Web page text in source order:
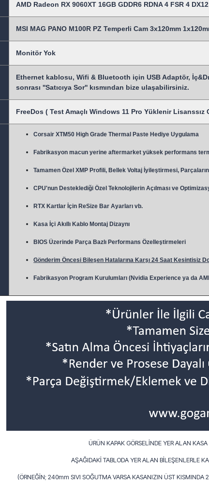
AMD Radeon RX 9060XT 16GB GDDR6 RDNA 4 FSR 4
MSI MAG PANO M100R PZ Temperli Cam 3x120mm
Monitör Yok
Ethernet kablosu, Wifi & Bluetooth için USB Adaptör,
sonrası ''Satıcıya Sor'' kısmından bize ulaşabilirsiniz.
FreeDos ( Test Amaçlı Windows 11 Pro Yüklenir Lisanssız
Corsair XTM50 High Grade Thermal Paste Hediye Uygulama
Fabrikasyon macun yerine aftermarket yüksek performans
Tamamen Özel XMP Profili, Bellek Voltaj İyileştirmesi,
CPU'nun Desteklediği Özel Teknolojilerin Açılması ve
RTX Kartlar İçin ReSize Bar Ayarları vb.
Kasa İçi Akıllı Kablo Montaj Dizaynı
BIOS Üzerinde Parça Bazlı Performans Özelleştirmeleri
Gönderim Öncesi Bileşen Hatalarına Karşı 24 Saat Kesintisiz
Fabrikasyon Program Kurulumları (Nvidia Experience ya da
ÜRÜN KAPAK GÖRSELİNDE YER ALAN
AŞAĞIDAKİ TABLODA YER ALAN BİLEŞENLERLE
(ÖRNEĞİN; 240mm SIVI SOĞUTMA VARSA KASANIZIN ÜST